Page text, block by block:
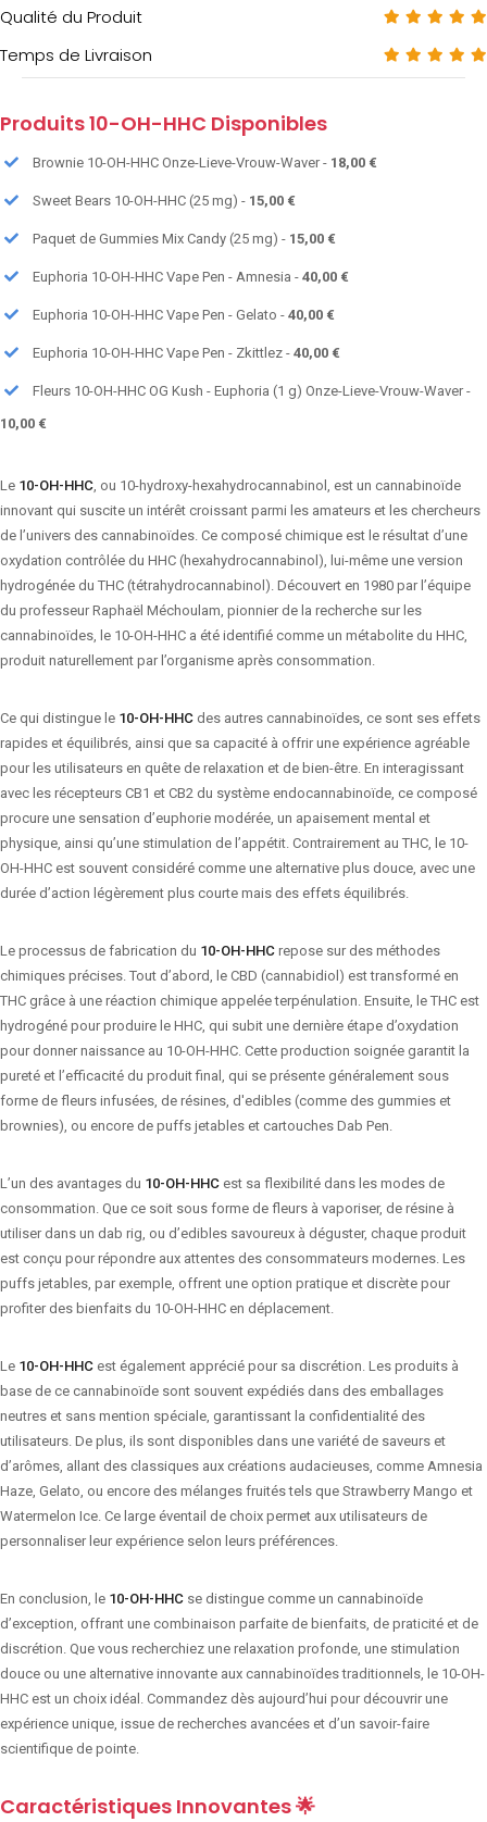
Qualité du Produit
Temps de Livraison
Produits 10-OH-HHC Disponibles
Brownie 10-OH-HHC Onze-Lieve-Vrouw-Waver - 18,00 €
Sweet Bears 10-OH-HHC (25 mg) - 15,00 €
Paquet de Gummies Mix Candy (25 mg) - 15,00 €
Euphoria 10-OH-HHC Vape Pen - Amnesia - 40,00 €
Euphoria 10-OH-HHC Vape Pen - Gelato - 40,00 €
Euphoria 10-OH-HHC Vape Pen - Zkittlez - 40,00 €
Fleurs 10-OH-HHC OG Kush - Euphoria (1 g) Onze-Lieve-Vrouw-Waver -
10,00 €
Le 10-OH-HHC, ou 10-hydroxy-hexahydrocannabinol, est un cannabinoïde
innovant qui suscite un intérêt croissant parmi les amateurs et les chercheurs
de l’univers des cannabinoïdes. Ce composé chimique est le résultat d’une
oxydation contrôlée du HHC (hexahydrocannabinol), lui-même une version
hydrogénée du THC (tétrahydrocannabinol). Découvert en 1980 par l’équipe
du professeur Raphaël Méchoulam, pionnier de la recherche sur les
cannabinoïdes, le 10-OH-HHC a été identifié comme un métabolite du HHC,
produit naturellement par l’organisme après consommation.
Ce qui distingue le 10-OH-HHC des autres cannabinoïdes, ce sont ses effets
rapides et équilibrés, ainsi que sa capacité à offrir une expérience agréable
pour les utilisateurs en quête de relaxation et de bien-être. En interagissant
avec les récepteurs CB1 et CB2 du système endocannabinoïde, ce composé
procure une sensation d’euphorie modérée, un apaisement mental et
physique, ainsi qu’une stimulation de l’appétit. Contrairement au THC, le 10-
OH-HHC est souvent considéré comme une alternative plus douce, avec une
durée d’action légèrement plus courte mais des effets équilibrés.
Le processus de fabrication du 10-OH-HHC repose sur des méthodes
chimiques précises. Tout d’abord, le CBD (cannabidiol) est transformé en
THC grâce à une réaction chimique appelée terpénulation. Ensuite, le THC est
hydrogéné pour produire le HHC, qui subit une dernière étape d’oxydation
pour donner naissance au 10-OH-HHC. Cette production soignée garantit la
pureté et l’efficacité du produit final, qui se présente généralement sous
forme de fleurs infusées, de résines, d'edibles (comme des gummies et
brownies), ou encore de puffs jetables et cartouches Dab Pen.
L’un des avantages du 10-OH-HHC est sa flexibilité dans les modes de
consommation. Que ce soit sous forme de fleurs à vaporiser, de résine à
utiliser dans un dab rig, ou d’edibles savoureux à déguster, chaque produit
est conçu pour répondre aux attentes des consommateurs modernes. Les
puffs jetables, par exemple, offrent une option pratique et discrète pour
profiter des bienfaits du 10-OH-HHC en déplacement.
Le 10-OH-HHC est également apprécié pour sa discrétion. Les produits à
base de ce cannabinoïde sont souvent expédiés dans des emballages
neutres et sans mention spéciale, garantissant la confidentialité des
utilisateurs. De plus, ils sont disponibles dans une variété de saveurs et
d’arômes, allant des classiques aux créations audacieuses, comme Amnesia
Haze, Gelato, ou encore des mélanges fruités tels que Strawberry Mango et
Watermelon Ice. Ce large éventail de choix permet aux utilisateurs de
personnaliser leur expérience selon leurs préférences.
En conclusion, le 10-OH-HHC se distingue comme un cannabinoïde
d’exception, offrant une combinaison parfaite de bienfaits, de praticité et de
discrétion. Que vous recherchiez une relaxation profonde, une stimulation
douce ou une alternative innovante aux cannabinoïdes traditionnels, le 10-OH-
HHC est un choix idéal. Commandez dès aujourd’hui pour découvrir une
expérience unique, issue de recherches avancées et d’un savoir-faire
scientifique de pointe.
Caractéristiques Innovantes 🌟